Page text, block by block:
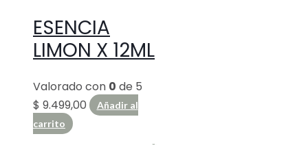
ESENCIA
LIMON X 12ML
Valorado con 0 de 5
$ 9.499,00
Añadir al
carrito